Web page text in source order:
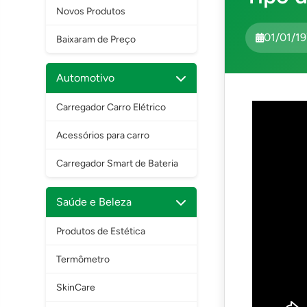
Novos Produtos
Baixaram de Preço
Automotivo
Carregador Carro Elétrico
Acessórios para carro
Carregador Smart de Bateria
Saúde e Beleza
Produtos de Estética
Termômetro
SkinCare
01/01/